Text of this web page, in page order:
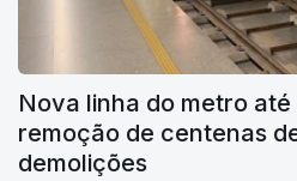
Nova linha do metro
remoção de centenas
demolições